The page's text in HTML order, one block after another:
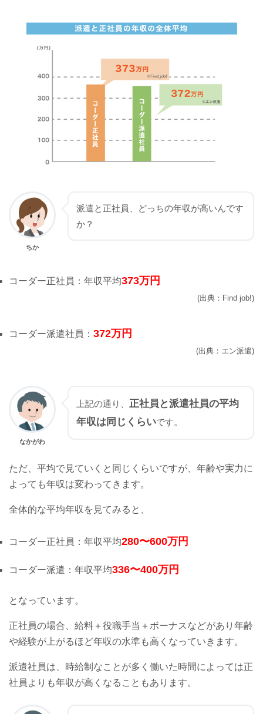
ちか
派遣と正社員、どっちの年収が高いんです
か？
コーダー正社員：年収平均373万円
Find job!
コーダー派遣社員： 372万円
エン派遣
なかがわ
上記の通り、 正社員と派遣社員の平均
年収は同じくらいです。
ただ、平均で見ていくと同じくらいですが、年齢や実力に
よっても年収は変わってきます。
全体的な平均年収を見てみると、
コーダー正社員：年収平均280〜600万円
コーダー派遣：年収平均336〜400万円
となっています。
正社員の場合、給料＋役職手当＋ボーナスなどがあり年齢
や経験が上がるほど年収の水準も高くなっていきます。
派遣社員は、時給制なことが多く働いた時間によっては正
社員よりも年収が高くなることもあります。